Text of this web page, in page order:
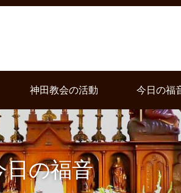
神田教会の活動 今日の福
日の福音